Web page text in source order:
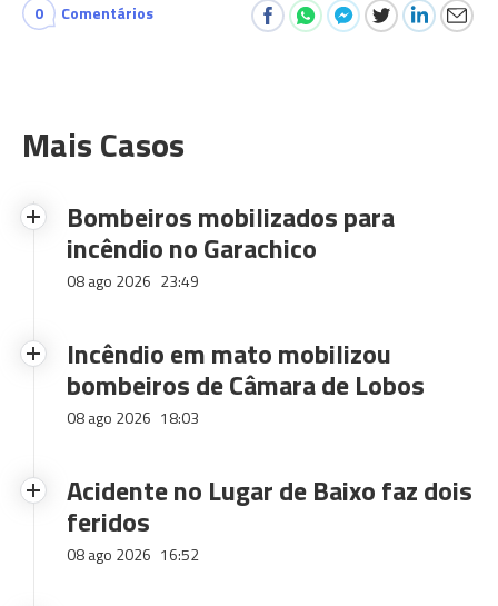
0 Comentários
Mais Casos
Bombeiros mobilizados para
incêndio no Garachico
08 ago 2026 23:49
Incêndio em mato mobilizou
bombeiros de Câmara de Lobos
08 ago 2026 18:03
Acidente no Lugar de Baixo faz dois
feridos
08 ago 2026 16:52